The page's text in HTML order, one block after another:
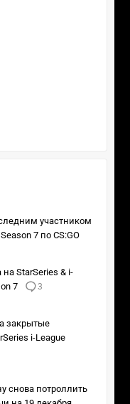
участником
7 по CS:GO
StarSeries & i-
7
3
закрытые
i‑League
снова потроллить